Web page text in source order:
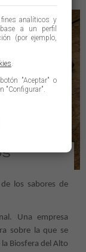
los sabores de
Una empresa
sobre la que se
Biosfera del Alto
analíticos y
a un perfil
(por ejemplo,
.
"Aceptar" o
"Configurar".